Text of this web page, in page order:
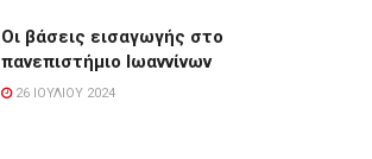
Οι βάσεις εισαγωγής στο
πανεπιστήμιο Ιωαννίνων
26 ΙΟΥΛΊΟΥ 2024